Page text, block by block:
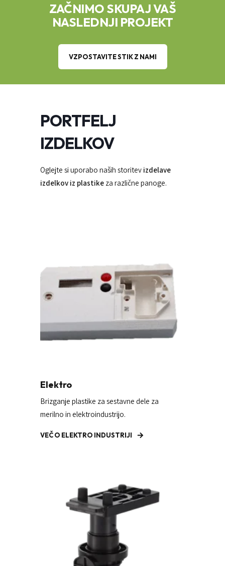
ZAČNIMO SKUPAJ VAŠ
NASLEDNJI PROJEKT
VZPOSTAVITE STIK Z NAMI
PORTFELJ
IZDELKOV
Oglejte si uporabo naših storitev izdelave
izdelkov iz plastike za različne panoge.
Elektro
Brizganje plastike za sestavne dele za
merilno in elektroindustrijo.
VEČ O ELEKTRO INDUSTRIJI